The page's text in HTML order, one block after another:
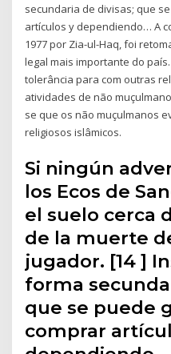
secundaria de divisas; que
artículos y dependiendo… A
1977 por Zia-ul-Haq, foi
legal mais importante do
tolerância para com outras
atividades de não
se que os não muçulmanos
religiosos islâmicos.
Si ningún
los Ecos de
el suelo cerca
de la muerte
jugador. [14 ]
forma
que se puede
comprar